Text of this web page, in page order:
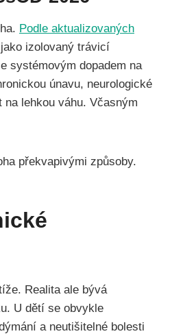
Podle aktualizovaných
izolovaný trávicí
systémovým dopadem na
únavu, neurologické
lehkou váhu. Včasným
překvapivými způsoby.
Realita ale bývá
U dětí se obvykle
a neutišitelné bolesti